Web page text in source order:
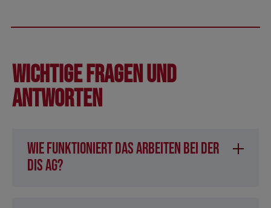
Wichtige Fragen und
Antworten
Wie funktioniert das Arbeiten bei der
DIS AG?